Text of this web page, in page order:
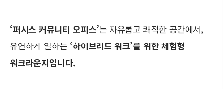
‘퍼시스 커뮤니티 오피스’는 자유롭고 쾌적한 공간에서,
유연하게 일하는 ‘하이브리드 워크’를 위한 체험형
워크라운지입니다.